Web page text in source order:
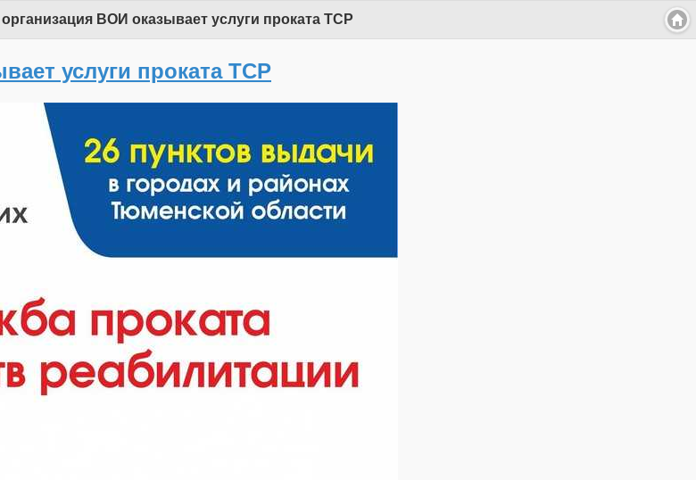
ВОИ оказывает услуги проката ТСР
услуги проката ТСР